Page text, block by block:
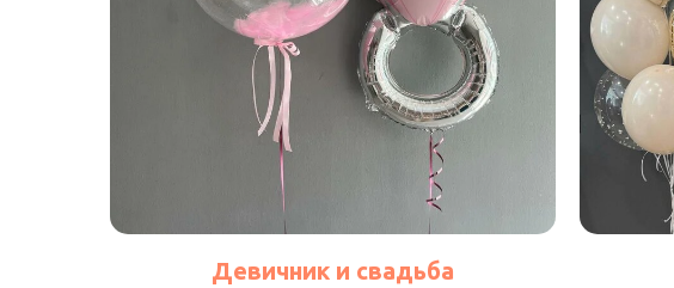
Девичник и свадьба